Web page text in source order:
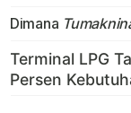
Dimana